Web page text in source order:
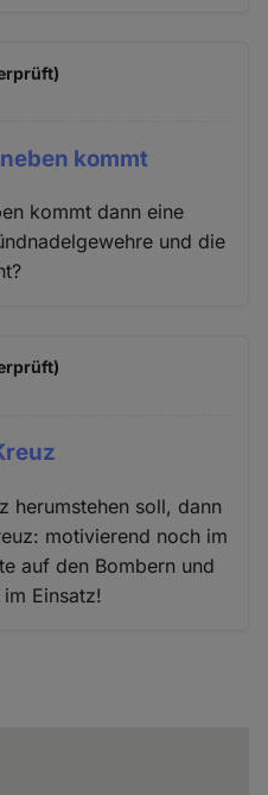
kommt
kommt dann eine
und die
herumstehen soll, dann
motivierend noch im
auf den Bombern und
Einsatz!